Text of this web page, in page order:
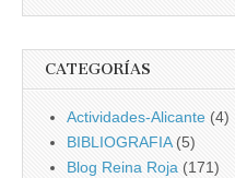
CATEGORÍAS
Actividades-Alicante (4)
BIBLIOGRAFIA(5)
Blog Reina Roja (171)